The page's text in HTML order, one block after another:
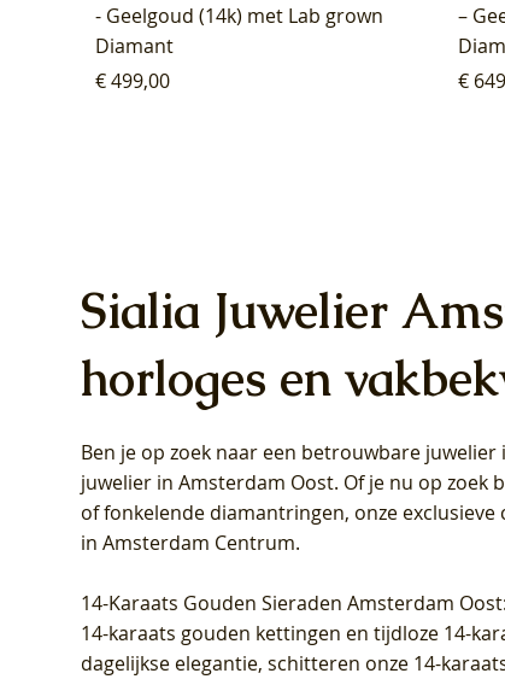
- Geelgoud (14k) met Lab grown
Diamant
Prijs
€ 499,00
–
Prijs
€
Blush Lab Diamonds Oorhangers
LG9006Y/S - Geelgoud (14k) met Lab
grown Diamant
Blush Lab Diamonds Collier LG3019Y
– Geelgoud (14k) met Lab grown
Diamant
Blush Lab Diamonds Ring LG1031Y -
Geelgoud (14k) met Lab grown
Diamant
Sialia Juwelier
horloges en
Ben je op zoek naar een betrouwbare
juwelier in Amsterdam Oost. Of je nu op zoek
of fonkelende diamantringen, onze
in Amsterdam Centrum.
14-Karaats Gouden Sieraden Amsterdam Oost
14-karaats gouden kettingen en tijdloze 14-
dagelijkse elegantie, schitteren onze 14-